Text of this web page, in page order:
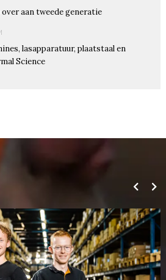
aan tweede generatie
lasapparatuur, plaatstaal en
Science